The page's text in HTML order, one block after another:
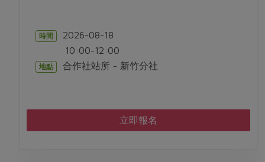
時間 2026-08-18
10:00-12:00
地點 合作社站所 - 新竹分社
立即報名